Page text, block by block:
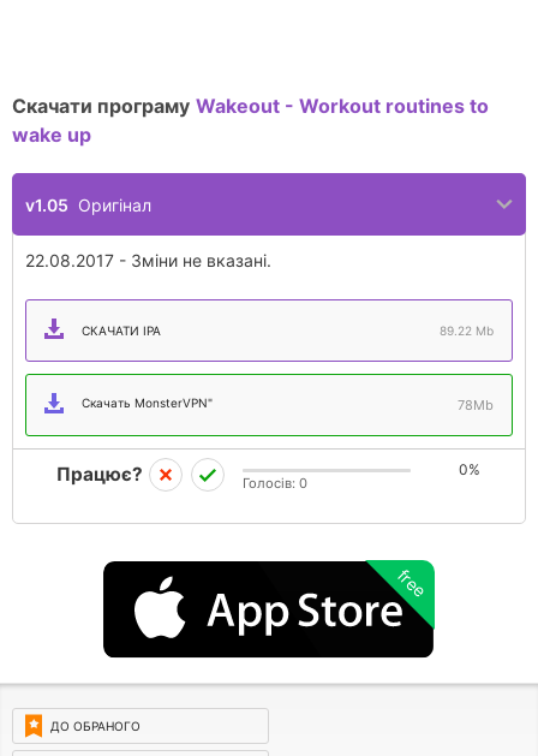
Скачати програму Wakeout - Workout routines to
wake up
v1.05 Оригінал
22.08.2017 - Зміни не вказані.
СКАЧАТИ IPA 89.22 Mb
Скачать MonsterVPN" 78Mb
Працює? 0%
Голосів: 0
free
ДО ОБРАНОГО